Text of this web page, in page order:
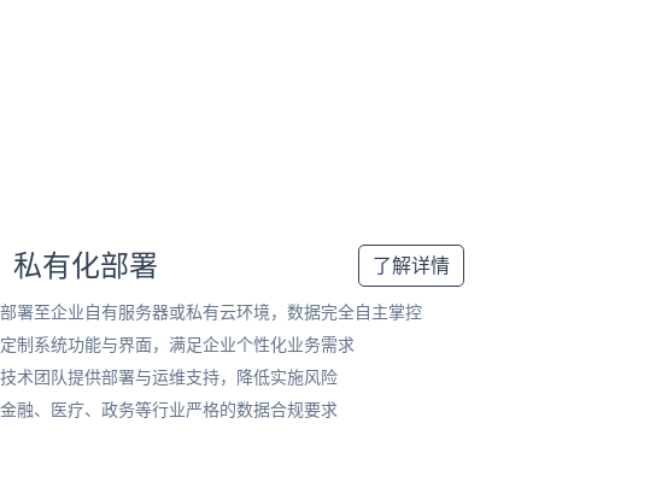
私有化部署 了解详情
署至企业自有服务器或私有云环境，数据完全自主掌控
制系统功能与界面，满足企业个性化业务需求
术团队提供部署与运维支持，降低实施风险
融、医疗、政务等行业严格的数据合规要求